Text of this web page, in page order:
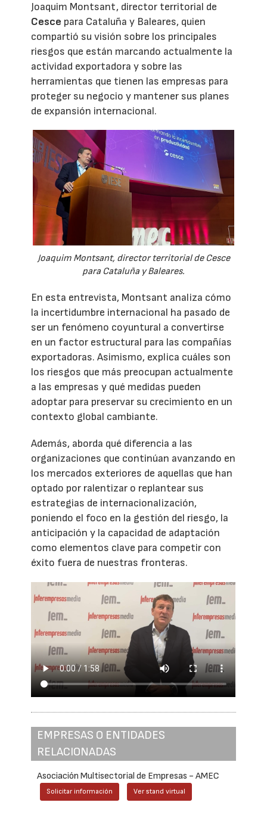
Joaquim Montsant, director territorial de
Cesce para Cataluña y Baleares, quien
compartió su visión sobre los principales
riesgos que están marcando actualmente la
actividad exportadora y sobre las
herramientas que tienen las empresas para
proteger su negocio y mantener sus planes
de expansión internacional.
Joaquim Montsant, director territorial de Cesce
para Cataluña y Baleares.
En esta entrevista, Montsant analiza cómo
la incertidumbre internacional ha pasado de
ser un fenómeno coyuntural a convertirse
en un factor estructural para las compañías
exportadoras. Asimismo, explica cuáles son
los riesgos que más preocupan actualmente
a las empresas y qué medidas pueden
adoptar para preservar su crecimiento en un
contexto global cambiante.
Además, aborda qué diferencia a las
organizaciones que continúan avanzando en
los mercados exteriores de aquellas que han
optado por ralentizar o replantear sus
estrategias de internacionalización,
poniendo el foco en la gestión del riesgo, la
anticipación y la capacidad de adaptación
como elementos clave para competir con
éxito fuera de nuestras fronteras.
EMPRESAS O ENTIDADES
RELACIONADAS
Asociación Multisectorial de Empresas - AMEC
Solicitar información Ver stand virtual